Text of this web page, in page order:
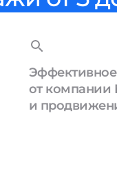
от компании
и